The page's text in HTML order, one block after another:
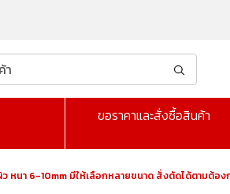
ขอราคาและสั่งซื้อสินค้า
หนา 6-10mm มีให้เลือกหลายขนาด สั่งตัดได้ตามต้อง